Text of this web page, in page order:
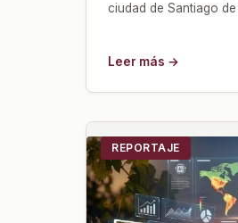
ciudad de Santiago de
Leer más →
REPORTAJE